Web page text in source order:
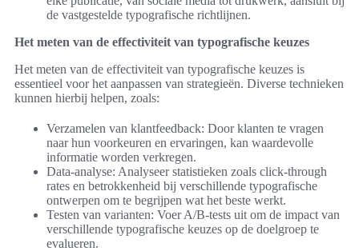
de vastgestelde typografische richtlijnen.
Het meten van de effectiviteit van typografische keuzes
Het meten van de effectiviteit van typografische keuzes is
essentieel voor het aanpassen van strategieën. Diverse technieken
kunnen hierbij helpen, zoals:
Verzamelen van klantfeedback: Door klanten te vragen
naar hun voorkeuren en ervaringen, kan waardevolle
informatie worden verkregen.
Data-analyse: Analyseer statistieken zoals click-through
rates en betrokkenheid bij verschillende typografische
ontwerpen om te begrijpen wat het beste werkt.
Testen van varianten: Voer A/B-tests uit om de impact van
verschillende typografische keuzes op de doelgroep te
evalueren.